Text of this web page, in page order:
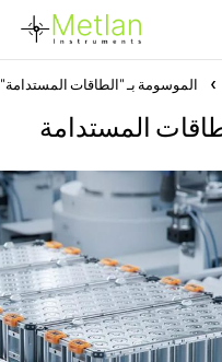
الموسومة بـ "الطاقات المستدامة"
المستدامة